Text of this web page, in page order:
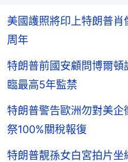
美國護照將印上特朗普
周年
特朗普前國安顧問博爾
臨最高5年監禁
特朗普警告歐洲勿對美
祭100%關稅報復
特朗普靚孫女白宮拍片